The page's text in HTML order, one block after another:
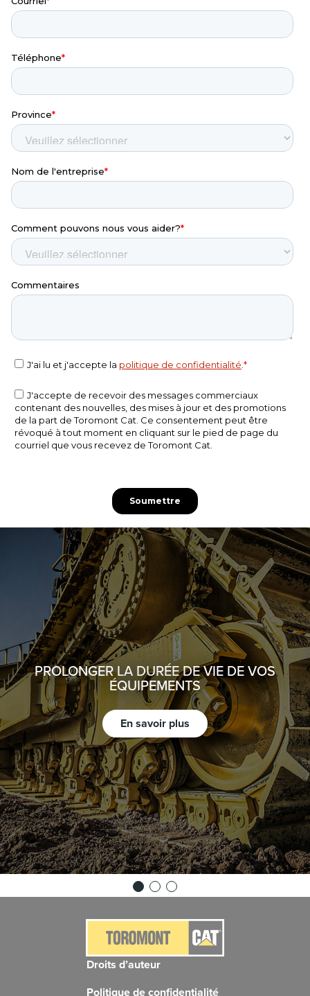
PROLONGER LA DURÉE DE VIE DE VOS
ÉQUIPEMENTS
En savoir plus
Droits d’auteur
Politique de confidentialité